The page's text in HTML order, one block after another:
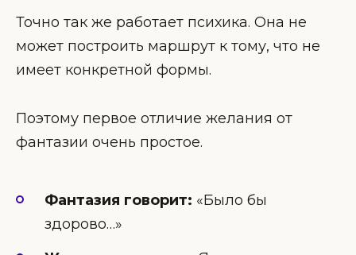
Точно так же работает психика. Она не
может построить маршрут к тому, что не
имеет конкретной формы.
Поэтому первое отличие желания от
фантазии очень простое.
Фантазия говорит: «Было бы
здорово…»